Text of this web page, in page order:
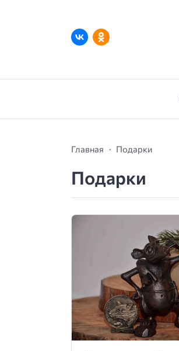
Главная Подарки
Подарки